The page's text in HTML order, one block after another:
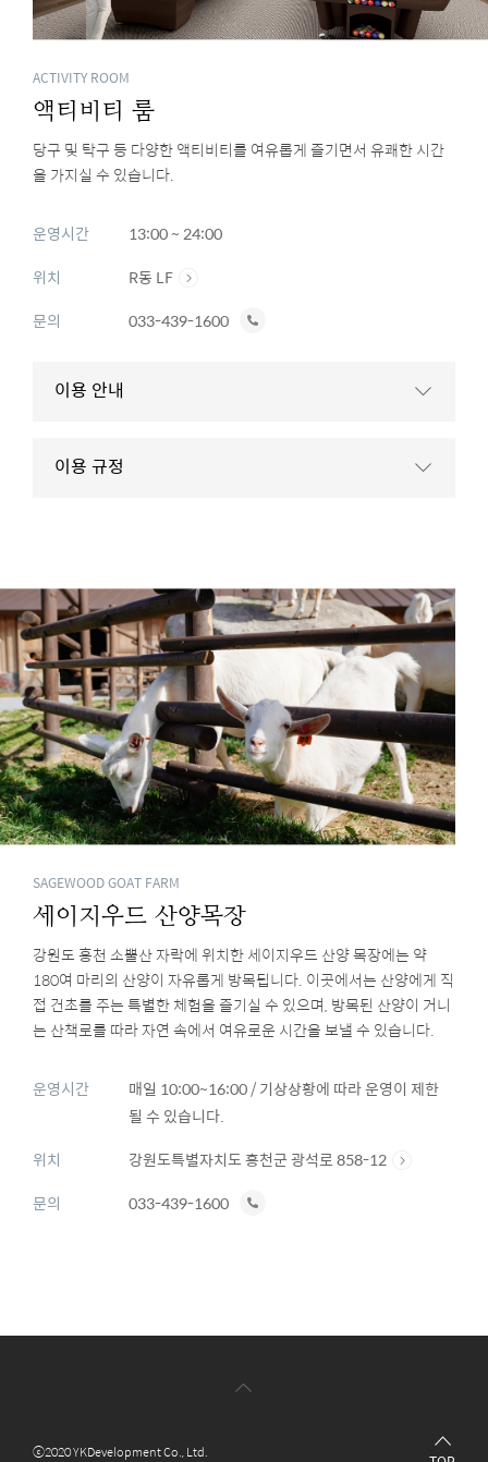
ACTIVITY ROOM
액티비티 룸
당구 및 탁구 등 다양한 액티비티를 여유롭게 즐기면서 유쾌한 시간
을 가지실 수 있습니다.
운영시간
13:00 ~ 24:00
위치
R동 LF
문의
033-439-1600
전
이용 안내
이용 규정
SAGEWOOD GOAT FARM
세이지우드 산양목장
강원도 홍천 소뿔산 자락에 위치한 세이지우드 산양 목장에는 약
180여 마리의 산양이 자유롭게 방목됩니다. 이곳에서는 산양에게 직
접 건초를 주는 특별한 체험을 즐기실 수 있으며, 방목된 산양이 거니
는 산책로를 따라 자연 속에서 여유로운 시간을 보낼 수 있습니다.
운영시간
매일 10:00~16:00 / 기상상황에 따라 운영이 제한
될 수 있습니다.
위치
강원도특별자치도 홍천군 광석로 858-12
문의
033-439-1600
전
ⓒ2020 YKDevelopment Co., Ltd.